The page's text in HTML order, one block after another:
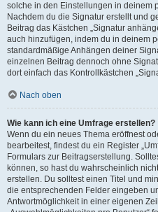
solche in den Einstellungen in deinem
Nachdem du die Signatur erstellt und
Beitrag das Kästchen „Signatur
auch hinzufügen, indem du in deinem
standardmäßige Anhängen deiner
einzelnen Beitrag dennoch ohne
dort einfach das Kontrollkästchen
Nach oben
Wie kann ich eine Umfrage erstellen?
Wenn du ein neues Thema eröffnest
bearbeitest, findest du ein Register
Formulars zur Beitragserstellung.
können, so hast du wahrscheinlich
erstellen. Du solltest einen Titel und
die entsprechenden Felder eingeben
Antwortmöglichkeit in einer eigenen